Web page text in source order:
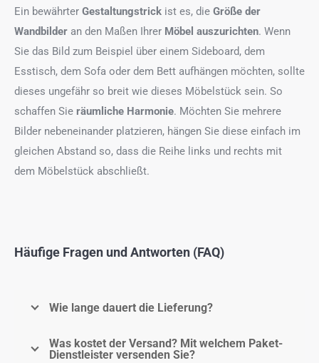
Ein bewährter Gestaltungstrick ist es, die Größe der
Wandbilder an den Maßen Ihrer Möbel auszurichten. Wenn
Sie das Bild zum Beispiel über einem Sideboard, dem
Esstisch, dem Sofa oder dem Bett aufhängen möchten, sollte
dieses ungefähr so breit wie dieses Möbelstück sein. So
schaffen Sie räumliche Harmonie. Möchten Sie mehrere
Bilder nebeneinander platzieren, hängen Sie diese einfach im
gleichen Abstand so, dass die Reihe links und rechts mit
dem Möbelstück abschließt.
Häufige Fragen und Antworten (FAQ)
Wie lange dauert die Lieferung?
Was kostet der Versand? Mit welchem Paket-
Dienstleister versenden Sie?